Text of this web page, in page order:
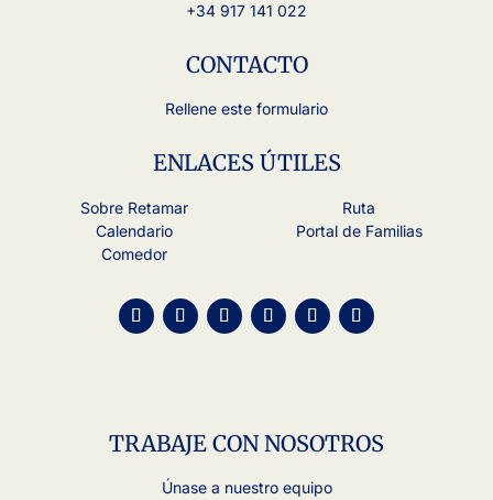
+34 917 141 022
CONTACTO
Rellene este formulario
ENLACES ÚTILES
Sobre Retamar
Calendario
Comedor
Ruta
Portal de Familias
TRABAJE CON NOSOTROS
Únase a nuestro equipo